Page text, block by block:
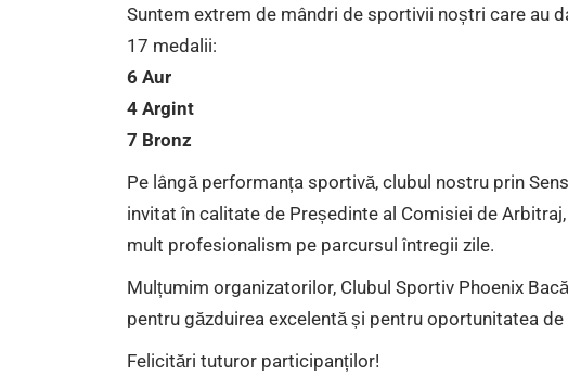
Suntem extrem de mândri de sportivii noștri care au
17 medalii:
6 Aur
4 Argint
7 Bronz
Pe lângă performanța sportivă, clubul nostru prin
invitat în calitate de Președinte al Comisiei de
mult profesionalism pe parcursul întregii zile.
Mulțumim organizatorilor, Clubul Sportiv Phoenix
pentru găzduirea excelentă și pentru oportunitatea
Felicitări tuturor participanților!